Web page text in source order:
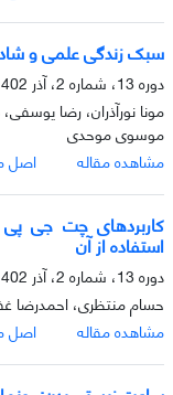
سبک زندگی علمی و
دوره 13، شماره 2، آذر 1402، صفحه
مونا نورآذران، رضا
موسوی موحدی
مشاهده مقاله
اصل
کاربردهای چت جی
استفاده از آن
دوره 13، شماره 2، آذر 1402، صفحه
حسام منتظری، احمدرضا
مشاهده مقاله
اصل